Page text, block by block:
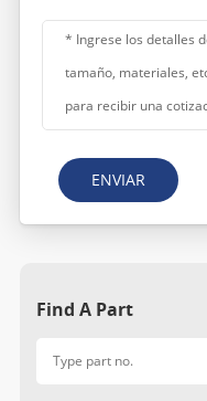
ENVIAR
Find A Part